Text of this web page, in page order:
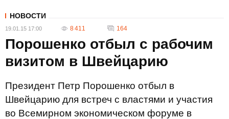
НОВОСТИ
19.01.15 17:00 8 411 164
Порошенко отбыл с рабочим
визитом в Швейцарию
Президент Петр Порошенко отбыл в
Швейцарию для встреч с властями и участия
во Всемирном экономическом форуме в